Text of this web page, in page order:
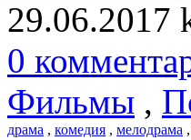
29.06.2017
0
Фильмы ,
драма , комедия , мелодрама ,